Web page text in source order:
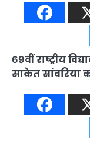
69वीं राष्ट्रीय
साकेत सांवरिया